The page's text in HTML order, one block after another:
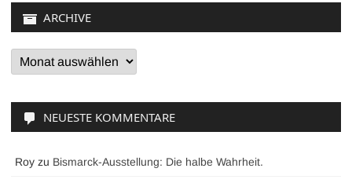
ARCHIVE
Archive
NEUESTE KOMMENTARE
Roy zu Bismarck-Ausstellung: Die halbe Wahrheit.